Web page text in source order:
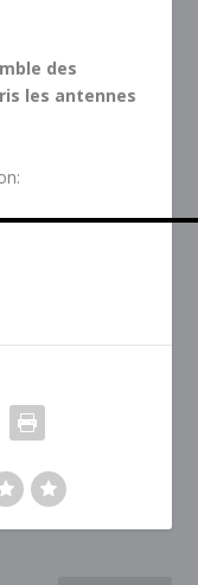
des
les antennes